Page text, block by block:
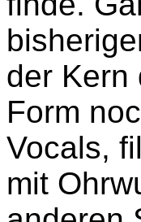
der Kern
Form
Vocals,
mit